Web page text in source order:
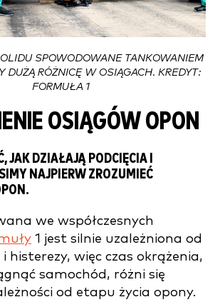
SPOWODOWANE TANKOWANIEM
DUŻĄ RÓŻNICĘ W OSIĄGACH. KREDYT:
FORMUŁA 1
OSIĄGÓW OPON
JAK DZIAŁAJĄ PODCIĘCIA
NAJPIERW ZROZUMIEĆ
we współczesnych
1 jest silnie uzależniona od
więc czas okrążenia,
samochód, różni się
od etapu życia opony.